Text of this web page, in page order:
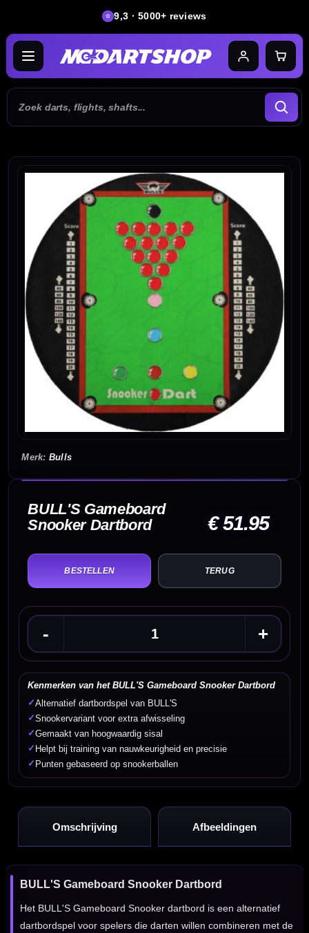
9,3 · 5000+ reviews
Bulls
BULL'S Gameboard
Snooker Dartbord
€ 51.95
TERUG
Kenmerken van het BULL'S Gameboard Snooker Dartbord
✓Alternatief dartbordspel van BULL'S
✓Snookervariant voor extra afwisseling
✓Gemaakt van hoogwaardig sisal
✓ Helpt bij training van nauwkeurigheid en precisie
✓ Punten gebaseerd op snookerballen
- +
Omschrijving Afbeeldingen
BULL'S Gameboard Snooker Dartbord
Het BULL'S Gameboard Snooker dartbord is een alternatief
dartbordspel voor spelers die darten willen combineren met de